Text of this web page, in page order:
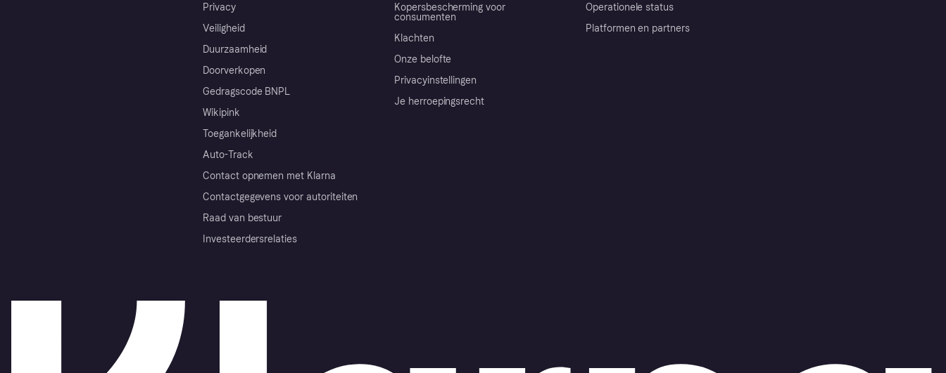
Privacy
Veiligheid
Duurzaamheid
Doorverkopen
Gedragscode BNPL
Wikipink
Toegankelijkheid
Auto-Track
Contact opnemen met Klarna
Contactgegevens voor autoriteiten
Raad van bestuur
Investeerdersrelaties
Kopersbescherming voor
consumenten
Klachten
Onze belofte
Privacyinstellingen
Je herroepingsrecht
Operationele status
Platformen en partners